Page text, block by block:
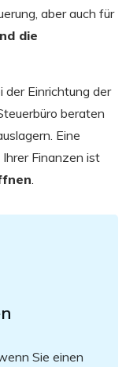
aber auch für
die
der Einrichtung der
beraten
Eine
Finanzen ist
Sie einen